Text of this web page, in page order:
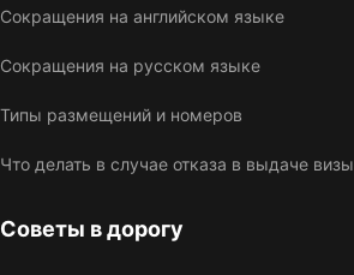
Сокращения на английском языке
Сокращения на русском языке
Типы размещений и номеров
Что делать в случае отказа в выдаче визы
Советы в дорогу